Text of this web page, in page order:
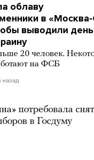
облаву
в
выводили
20 человек.
на ФСБ
назад
потребовала
в Госдуму